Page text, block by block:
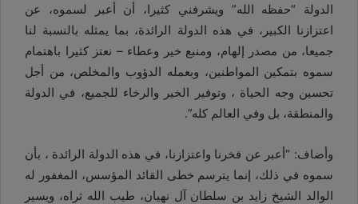
الدولة “حفظه الله” ويشرفني كثيرا، أن أعبر لسموه، عن
اعتزازنا الكبير، في هذه الدولة الرائدة، بما يمثله بالنسبة لنا
جميعا، من مصدر إلهام، ومنبع خير وعطاء – نعتز كثيرا باهتمام
سموه بتمكين المواطنين، وبعمله الدؤوب والمخلص، من أجل
تحسين وجه الحياة ، وتوفير الخير والرخاء للجميع، في الدولة
والمنطقة، بل وفي العالم كله”.
وأضاف: “أعبر عن فخرنا واعتزازنا، في هذه الدولة الرائدة ، بأن
سموه في ذلك، إنما يترسم خطى القائد المؤسس، المغفور له
الوالد الشيخ زايد بن سلطان آل نهيان، طيب الله ثراه، ويسير